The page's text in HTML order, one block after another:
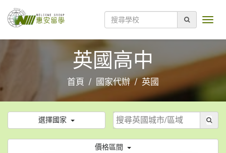
英國高中
首頁 國家代辦 英國
選擇國家
價格區間